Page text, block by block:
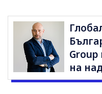
на